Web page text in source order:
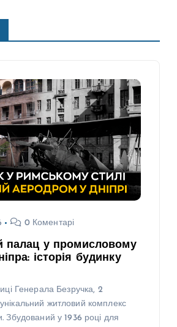
0 Коментарі
палац у промисловому
історія будинку
Генерала Безручка, 2
житловий комплекс
Збудований у 1936 році для